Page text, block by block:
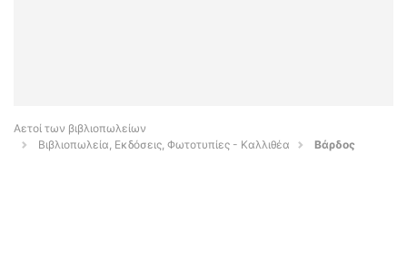
Αετοί των βιβλιοπωλείων
Βιβλιοπωλεία, Εκδόσεις, Φωτοτυπίες - Καλλιθέα
Βάρδος